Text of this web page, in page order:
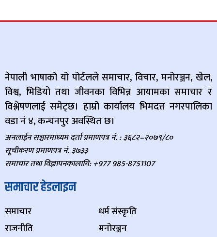
नेपाली भाषाको यो पोर्टलले समाचार, विचार, मनोरञ्जन, खेल,
विश्व, भिडियो तथा जीवनका विभिन्न आयामका समाचार र
विश्लेषणलाई समेट्छ। हाम्रो कार्यालय भिमदत्त नगरपालिका
वडा नं ४, कन्चनपुर अवस्थित छ।
अनलाईन सञ्चारमाध्यम दर्ता प्रमाणपत्र नं. : ३६८२–२०७९/८०
सूचीकरण प्रमाणपत्र नं. ३७३३
समाचार तथा विज्ञापनकालागि: +977 985-8751107
समाचार हेडलाइन
समाचार
राजनीति
धर्म संस्कृति
मनोरञ्जन